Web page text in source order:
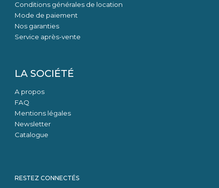
Conditions générales de location
Mode de paiement
Nos garanties
Service après-vente
LA SOCIÉTÉ
A propos
FAQ
Mentions légales
Newsletter
Catalogue